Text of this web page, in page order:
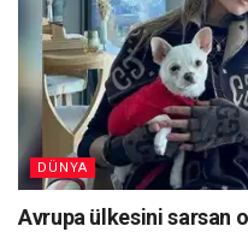
DÜNYA
Avrupa ülkesini sarsan